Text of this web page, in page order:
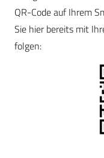
QR-Code auf Ihrem
Sie hier bereits mit
folgen: